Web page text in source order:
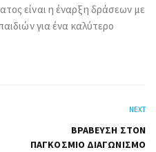
είναι η έναρξη δράσεων με
για ένα καλύτερο
NEXT
ΒΡΆΒΕΥΣΗ ΣΤΟΝ
ΠΑΓΚΌΣΜΙΟ ΔΙΑΓΩΝΙΣΜΌ